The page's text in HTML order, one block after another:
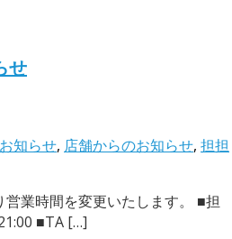
せ
お知らせ, 店舗からのお知らせ, 担担
業時間を変更いたします。 ■担
■TA […]